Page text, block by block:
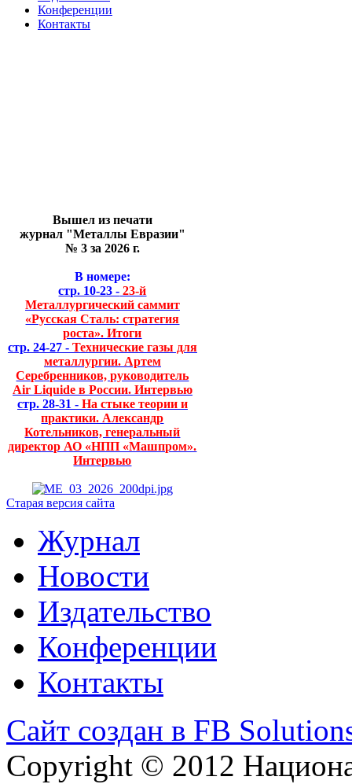
Конференции
Контакты
Вышел из печати
журнал "Металлы Евразии"
№ 3 за 2026 г.
В номере:
стр. 10-23 - 23-й
Металлургический саммит
«Русская Сталь: стратегия
роста». Итоги
стр. 24-27 - Технические газы для
металлургии. Артем
Серебренников, руководитель
Air Liquide в России. Интервью
стр. 28-31 - На стыке теории и
практики. Александр
Котельников, генеральный
директор АО «НПП «Машпром».
Интервью
Старая версия сайта
Журнал
Новости
Издательство
Конференции
Контакты
Сайт создан в FB
Copyright © 2012